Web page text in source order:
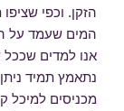
הזקן. וכפי
המים שעמד על
אנו למדים שככל
נתאמץ תמיד
מכניסים למיכל